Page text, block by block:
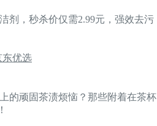
剂，秒杀价仅需2.99元，强效去
东优选
的顽固茶渍烦恼？那些附着在
！